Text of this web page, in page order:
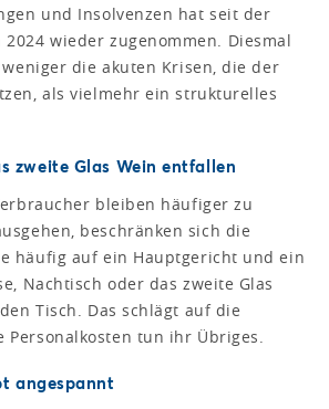
und Insolvenzen hat seit der
wieder zugenommen. Diesmal
die akuten Krisen, die der
als vielmehr ein strukturelles
zweite Glas Wein entfallen
bleiben häufiger zu
beschränken sich die
häufig auf ein Hauptgericht und ein
Nachtisch oder das zweite Glas
Tisch. Das schlägt auf die
Personalkosten tun ihr Übriges.
angespannt